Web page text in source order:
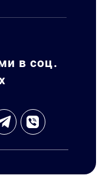
в соц.